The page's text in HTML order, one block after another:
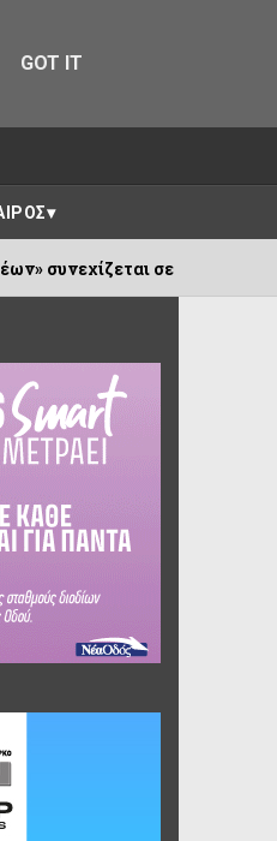
Καλέντζι και Χουλιαράδες
GOT IT